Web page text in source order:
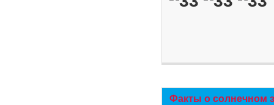
Факты о солнечном